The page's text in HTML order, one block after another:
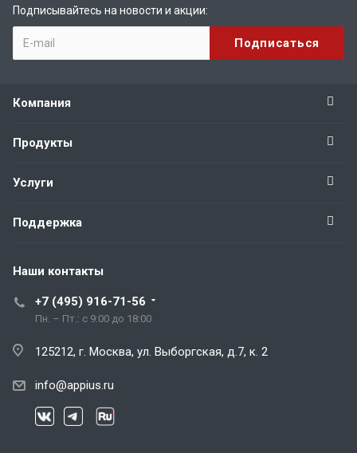
Подписывайтесь на новости и акции:
Компания
Продукты
Услуги
Поддержка
Наши контакты
+7 (495) 916-71-56
Пн. – Пт.: с 9:00 до 18:00
125212, г. Москва, ул. Выборгская, д.7, к. 2
info@appius.ru